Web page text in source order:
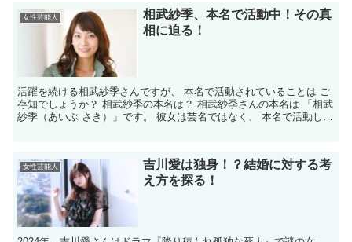
女性芸能人
相武紗季、本名で活動中！その真
相に迫る！
活躍を続ける相武紗季さんですが、 本名で活動されていることは ご
存知でしょうか？ 相武紗季の本名は？ 相武紗季さんの本名は 「相武
紗季（あいぶ さき）」です。 彼女は芸名ではなく、 本名で活動して
女性芸能人
吉川愛は独身！？結婚に対する考
え方を探る！